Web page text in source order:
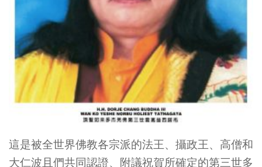
這是被全世界佛教各宗派的法王、攝政王、高僧和
大仁波且們共同認證、附議祝賀所確定的第三世多